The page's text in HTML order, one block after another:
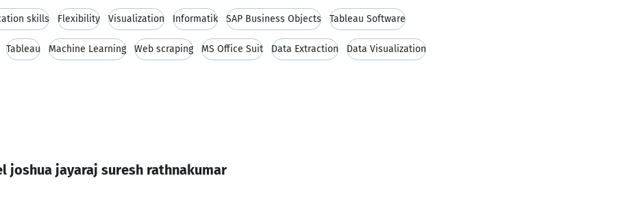
skills Flexibility Visualization Informatik SAP Business Objects Tableau Software
Tableau Machine Learning Web scraping MS Office Suit Data Extraction Data Visualization
joshua jayaraj suresh rathnakumar